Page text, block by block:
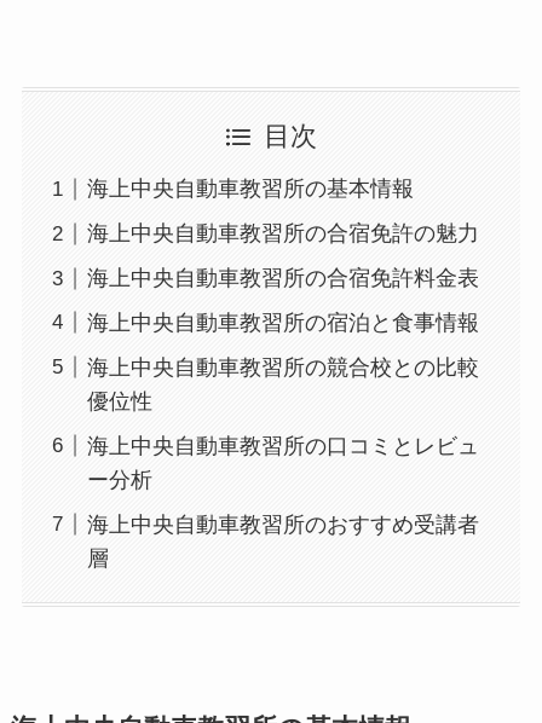
目次
海上中央自動車教習所の基本情報
海上中央自動車教習所の合宿免許の魅力
海上中央自動車教習所の合宿免許料金表
海上中央自動車教習所の宿泊と食事情報
海上中央自動車教習所の競合校との比較
優位性
海上中央自動車教習所の口コミとレビュ
ー分析
海上中央自動車教習所のおすすめ受講者
層